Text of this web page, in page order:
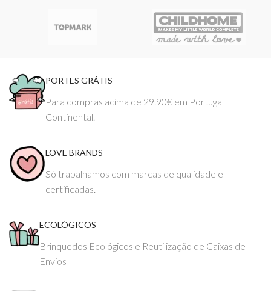
PORTES GRÁTIS
Para compras acima de 29.90€ em Portugal
Continental.
LOVE BRANDS
Só trabalhamos com marcas de qualidade e
certificadas.
ECOLÓGICOS
Brinquedos Ecológicos e Reutilização de Caixas de
Envios